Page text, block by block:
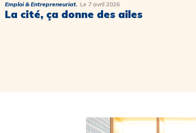
Emploi & Entrepreneuriat. Le 7 avril 2026
La cité, ça donne des ailes